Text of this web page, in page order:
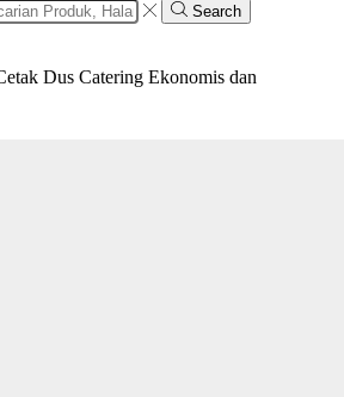
Search
Dus Catering Ekonomis dan